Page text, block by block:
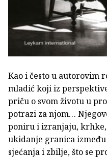
Kao i često u autorovim
mladić koji iz
priču o svom životu u
potrazi za njom…
poniru i izranjaju,
ukidanje granica
sjećanja i zbilje, što se